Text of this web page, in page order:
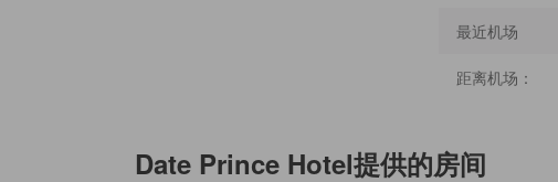
最近机场
距离机场：
Date Prince Hotel提供的房间